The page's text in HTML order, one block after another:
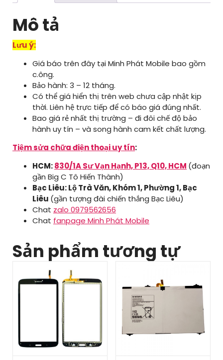
Mô tả
Lưu ý:
Giá báo trên đây tại Minh Phát Mobile bao gồm
c.ông.
Bảo hành: 3 – 12 tháng.
Có thể giá hiển thị trên web chưa cập nhật kịp
thời. Liên hệ trực tiếp để có báo giá đúng nhất.
Bao giá rẻ nhất thị trường – đi đôi chế độ bảo
hành uy tín – và song hành cam kết chất lượng.
Tiệm sửa chữa điện thoại uy tín:
HCM:830/1A Sư Vạn Hạnh, P13, Q10, HCM (đoạn
gần Big C Tô Hiến Thành)
Bạc Liêu: Lộ Trà Văn, Khóm 1, Phường 1, Bạc
Liêu (gần tượng đài chiến thắng Bạc Liêu)
Chat zalo 0979562656
Chat fanpage Minh Phát Mobile
Sản phẩm tương tự